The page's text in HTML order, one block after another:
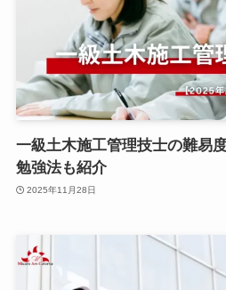
一級土木施工管理技士の難易
勉強法も紹介
2025年11月28日